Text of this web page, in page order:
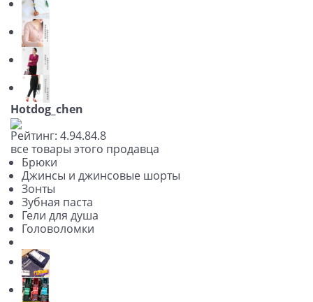
Hotdog_chen
Рейтинг: 4.94.84.8
все товары этого продавца
Брюки
Джинсы и джинсовые шорты
Зонты
Зубная паста
Гели для душа
Головоломки